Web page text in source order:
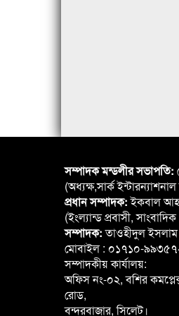
সম্পাদক মন্ডলীর সভাপতি:
(অধ্যক্ষ,সার্ক
প্রধান সম্পাদক:ইকবাল
(ইংল্যান্ড প্রবাসী,
সম্পাদক:তাওহীদুল ইসলাম
মোবাইল : ০১৭১০-
সম্পাদকীয় কার্যালয়:
অফিস নং-০২, বশির
রোড,
বন্দরবাজার, সিলেট।